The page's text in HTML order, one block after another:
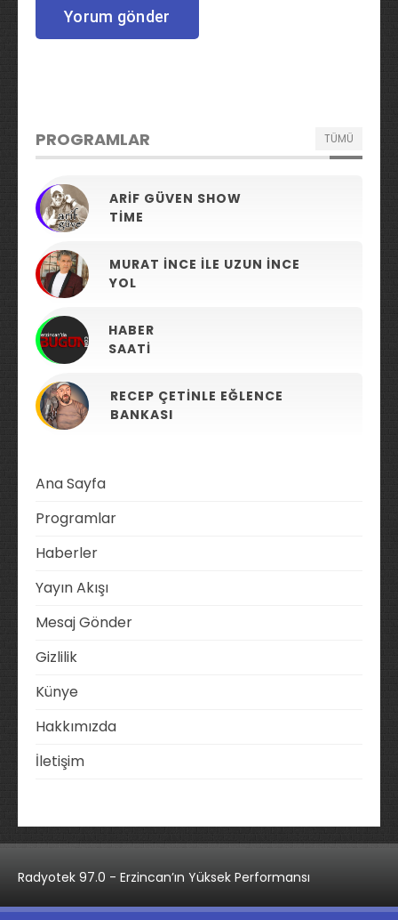
PROGRAMLAR TÜMÜ
ARIF GÜVEN SHOW
TIME
MURAT İNCE ILE UZUN İNCE
YOL
HABER
SAATI
RECEP ÇETINLE EĞLENCE
BANKASI
Ana Sayfa
Programlar
Haberler
Yayın Akışı
Mesaj Gönder
Gizlilik
Künye
Hakkımızda
İletişim
Radyotek 97.0 - Erzincan’ın Yüksek Performansı